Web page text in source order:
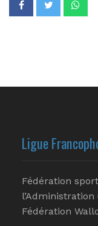
Ligue
Fédération
Fédération